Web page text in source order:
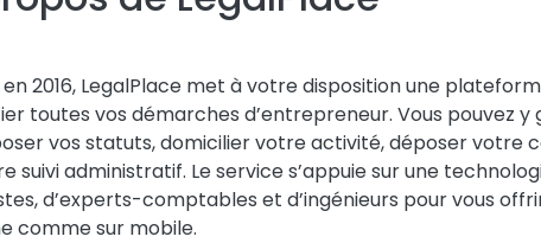
2016, LegalPlace met à votre disposition une
toutes vos démarches d’entrepreneur. Vous pouvez
vos statuts, domicilier votre activité, déposer votre
suivi administratif. Le service s’appuie sur une
d’experts-comptables et d’ingénieurs pour vous
comme sur mobile.